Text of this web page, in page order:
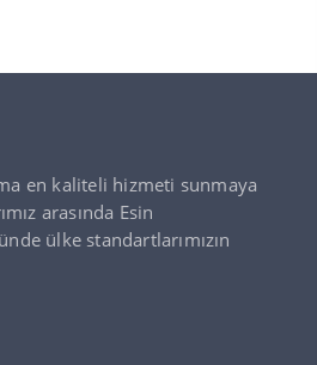
en kaliteli hizmeti sunmaya
arasında Esin
ülke standartlarımızın